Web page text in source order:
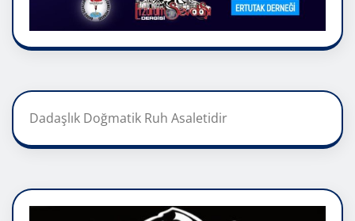
Dadaşlık Doğmatik Ruh Asaletidir